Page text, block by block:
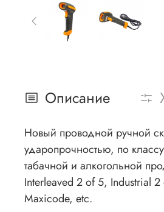
Описание
Новый проводной ручной
ударопрочностью, по
табачной и алкогольной
Interleaved 2 of 5, Industrial
Maxicode, etc.